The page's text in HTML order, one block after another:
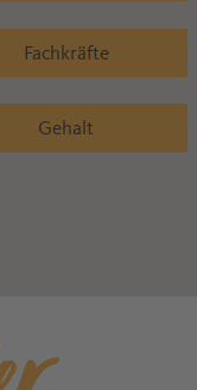
Fachkräfte
Gehalt